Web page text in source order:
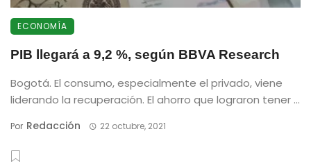
ECONOMÍA
PIB llegará a 9,2 %, según BBVA Research
Bogotá. El consumo, especialmente el privado, viene
liderando la recuperación. El ahorro que lograron tener ...
Por Redacción 22 octubre, 2021